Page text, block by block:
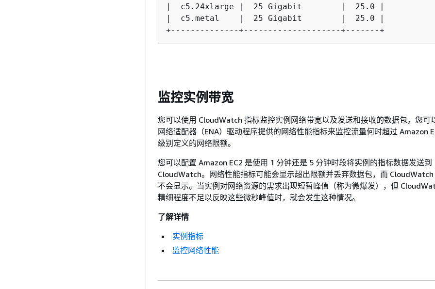
|  c5.24xlarge |  25 Gigabit        |  25.0 |
|  c5.metal    |  25 Gigabit        |  25.0 |
+--------------+--------------------+-------+
监控实例带宽
您可以使用 CloudWatch 指标监控实例网络带宽以及发送和接收的数据包。您可
网络适配器（ENA）驱动程序提供的网络性能指标来监控流量何时超过 Amazon
级别定义的网络限额。
您可以配置 Amazon EC2 是使用 1 分钟还是 5 分钟时段将实例的指标数据发送到
CloudWatch。网络性能指标可能会显示超出限额并丢弃数据包，而
不会显示。当实例对网络资源的需求出现短暂峰值（称为微爆发），但
精细程度不足以反映这些微秒峰值时，就会发生这种情况。
了解详情
实例指标
监控网络性能